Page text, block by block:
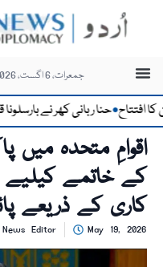
جمعرات، 6 اگست، 2026
حنا ربانی کھر نے بارسلونا●
اقوامِ متحدہ میں
کے خاتمے کیلیے
کاری کے ذریعے
News Editor May 19, 2026